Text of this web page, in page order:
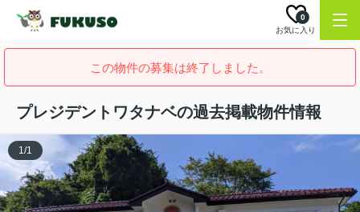
お気に入り
0
この物件の募集は終了しました。
プレジデントワタナベの過去掲載物件情報
1/1